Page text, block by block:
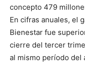
concepto 479
En cifras anuales, el
Bienestar fue
cierre del tercer
al mismo período del